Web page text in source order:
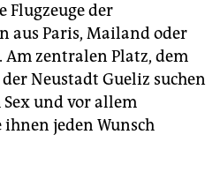
Flugzeuge der
aus Paris, Mailand oder
zentralen Platz, dem
Neustadt Gueliz suchen
und vor allem
jeden Wunsch